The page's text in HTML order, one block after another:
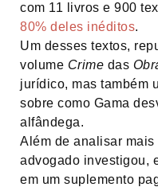
com 11 livros e 900
80% deles inéditos.
Um desses textos,
volume Crime das
jurídico, mas também
sobre como Gama
alfândega.
Além de analisar
advogado investigou,
em um suplemento